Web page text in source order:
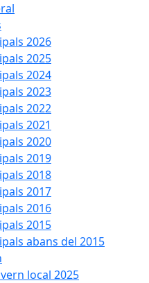
2026
2025
2024
2023
2022
2021
2020
2019
2018
2017
2016
2015
abans del 2015
local 2025